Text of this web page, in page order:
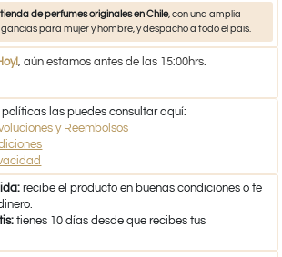
tienda de perfumes originales en Chile, con una amplia
para mujer y hombre, y despacho a todo el país.
, aún estamos antes de las 15:00hrs.
políticas las puedes consultar aquí:
y Reembolsos
recibe el producto en buenas condiciones o te
tienes 10 días desde que recibes tus